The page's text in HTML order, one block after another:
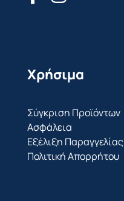
Χρήσιμα
Σύγκριση Προϊόντων
Ασφάλεια
Εξέλιξη Παραγγελίας
Πολιτική Απορρήτου